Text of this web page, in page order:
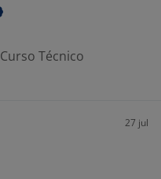
Curso Técnico
27 jul